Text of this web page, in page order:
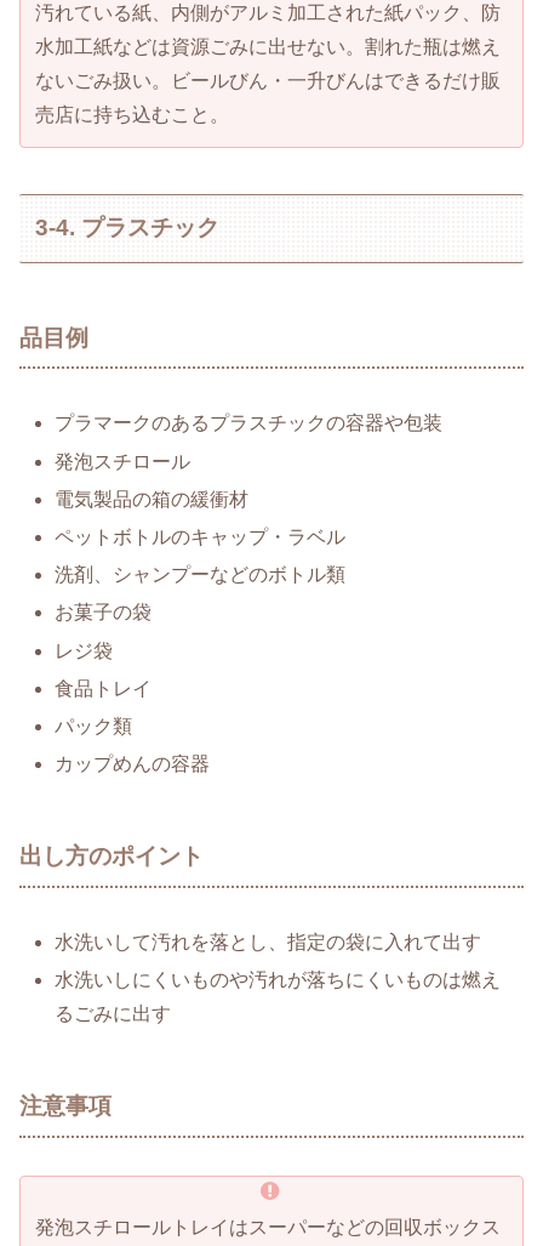
汚れている紙、内側がアルミ加工された紙パック、防
水加工紙などは資源ごみに出せない。割れた瓶は燃え
ないごみ扱い。ビールびん・一升びんはできるだけ販
売店に持ち込むこと。
3-4. プラスチック
品目例
プラマークのあるプラスチックの容器や包装
発泡スチロール
電気製品の箱の緩衝材
ペットボトルのキャップ・ラベル
洗剤、シャンプーなどのボトル類
お菓子の袋
レジ袋
食品トレイ
パック類
カップめんの容器
出し方のポイント
水洗いして汚れを落とし、指定の袋に入れて出す
水洗いしにくいものや汚れが落ちにくいものは燃え
るごみに出す
注意事項
発泡スチロールトレイはスーパーなどの回収ボックス